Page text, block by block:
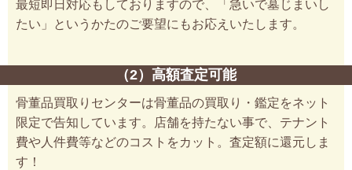
最短即日対応もしておりますので、「急いで墓じまいし
たい」というかたのご要望にもお応えいたします。
（2）高額査定可能
骨董品買取りセンターは骨董品の買取り・鑑定をネット
限定で告知しています。店舗を持たない事で、テナント
費や人件費等などのコストをカット。査定額に還元しま
す！